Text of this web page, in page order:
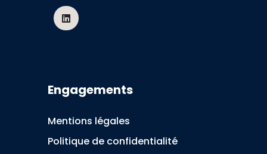
Engagements
Mentions légales
Politique de confidentialité